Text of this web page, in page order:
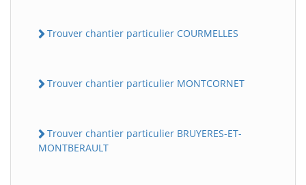
Trouver chantier particulier COURMELLES
Trouver chantier particulier MONTCORNET
Trouver chantier particulier BRUYERES-ET-
MONTBERAULT